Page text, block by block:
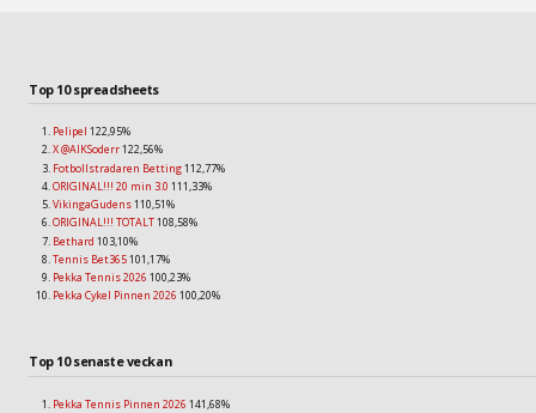
Top 10 spreadsheets
Pelipel 122,95%
X @AIKSoderr122,56%
Fotbollstradaren Betting112,77%
ORIGINAL!!! 20 min 3.0 111,33%
VikingaGudens110,51%
ORIGINAL!!! TOTALT108,58%
Bethard 103,10%
Tennis Bet365101,17%
Pekka Tennis 2026 100,23%
Pekka Cykel Pinnen 2026 100,20%
Top 10 senaste veckan
Pekka Tennis Pinnen 2026 141,68%